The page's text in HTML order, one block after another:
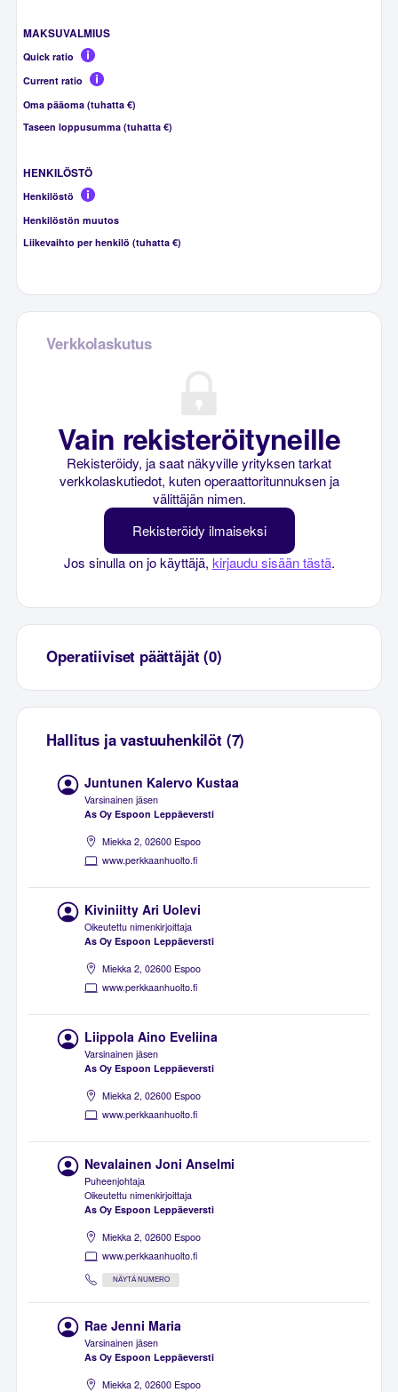
MAKSUVALMIUS
Quick ratio
Current ratio
Oma pääoma (tuhatta €)
Taseen loppusumma (tuhatta €)
HENKILÖSTÖ
Henkilöstö
Henkilöstön muutos
Liikevaihto per henkilö (tuhatta €)
Verkkolaskutus
Vain rekisteröityneille
Rekisteröidy, ja saat näkyville yrityksen tarkat
verkkolaskutiedot, kuten operaattoritunnuksen ja
välittäjän nimen.
Rekisteröidy ilmaiseksi
Jos sinulla on jo käyttäjä, kirjaudu sisään tästä.
Operatiiviset päättäjät (0)
Hallitus ja vastuuhenkilöt (7)
Juntunen Kalervo Kustaa
Varsinainen jäsen
As Oy Espoon Leppäeversti
Miekka 2, 02600 Espoo
www.perkkaanhuolto.fi
Kiviniitty Ari Uolevi
Oikeutettu nimenkirjoittaja
As Oy Espoon Leppäeversti
Miekka 2, 02600 Espoo
www.perkkaanhuolto.fi
Liippola Aino Eveliina
Varsinainen jäsen
As Oy Espoon Leppäeversti
Miekka 2, 02600 Espoo
www.perkkaanhuolto.fi
Nevalainen Joni Anselmi
Puheenjohtaja
Oikeutettu nimenkirjoittaja
As Oy Espoon Leppäeversti
Miekka 2, 02600 Espoo
www.perkkaanhuolto.fi
NÄYTÄ NUMERO
Rae Jenni Maria
Varsinainen jäsen
As Oy Espoon Leppäeversti
Miekka 2, 02600 Espoo